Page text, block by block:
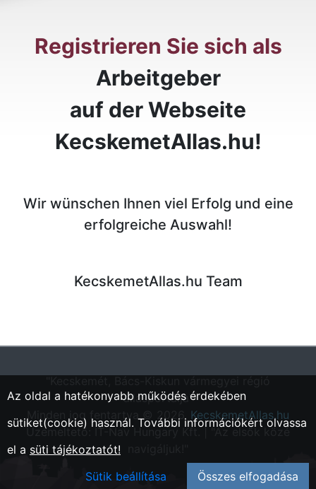
Registrieren Sie sich als
Arbeitgeber
auf der Webseite
KecskemetAllas.hu!
Wir wünschen Ihnen viel Erfolg und eine
erfolgreiche Auswahl!
KecskemetAllas.hu Team
állásportálja"
Minden jog fentartva © 2026. KecskemetAllas.hu
Üzemeltető: IT-Nav Hungary Kft. | "Az elsők közé
Az oldal a hatékonyabb működés érdekében
sütiket(cookie) használ. További információkért olvassa
el a süti tájékoztatót!
Sütik beállítása
Összes elfogadása